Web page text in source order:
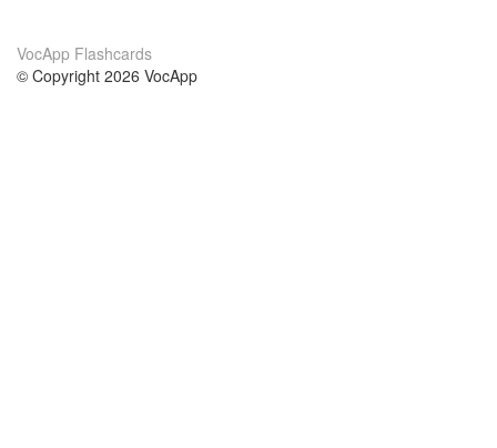
VocApp Flashcards
© Copyright 2026 VocApp